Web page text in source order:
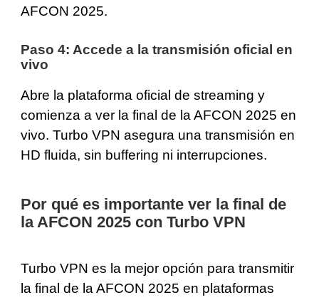
AFCON 2025.
Paso 4: Accede a la transmisión oficial en
vivo
Abre la plataforma oficial de streaming y
comienza a ver la final de la AFCON 2025 en
vivo. Turbo VPN asegura una transmisión en
HD fluida, sin buffering ni interrupciones.
Por qué es importante ver la final de
la AFCON 2025 con Turbo VPN
Turbo VPN es la mejor opción para transmitir
la final de la AFCON 2025 en plataformas